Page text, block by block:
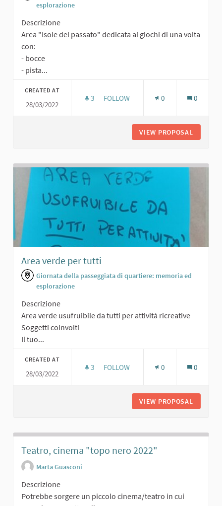
esplorazione
Descrizione
Area "Isole del passato" dedicata ai giochi di una volta
con:
- bocce
- pista...
CREATED AT
28/03/2022
3 3 FOLLOWERS
FOLLOW 0 0
VIEW PROPOSAL
Area verde per tutti
Giornata della passeggiata di quartiere: memoria ed
esplorazione
Descrizione
Area verde usufruibile da tutti per attività ricreative
Soggetti coinvolti
Il tuo...
CREATED AT
28/03/2022
3 3 FOLLOWERS
FOLLOW 0 0
VIEW PROPOSAL
Teatro, cinema "topo nero 2022"
Marta Guasconi
Descrizione
Potrebbe sorgere un piccolo cinema/teatro in cui